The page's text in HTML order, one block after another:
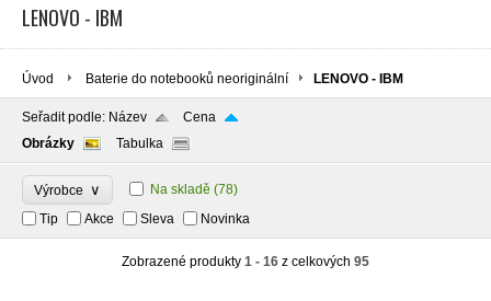
LENOVO - IBM
Úvod Baterie do notebooků neoriginální LENOVO - IBM
Seřadit podle: Název
Cena
Obrázky
Tabulka
Výrobce ∨ Na skladě (78)
Tip
Akce Sleva Novinka
Zobrazené produkty 1 - 16 z celkových 95